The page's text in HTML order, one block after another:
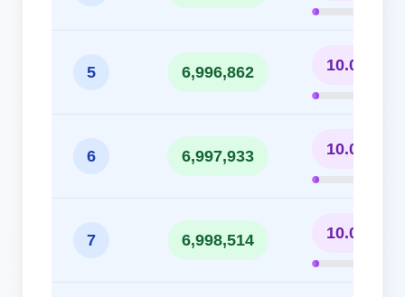
5 6,996,862 10.00%
6 6,997,933 10.00%
7 6,998,514 10.00%